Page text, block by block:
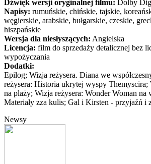
Dźwięk wersji oryginalnej filmu: Dolby
Napisy: rumuńskie, chińskie, tajskie,
węgierskie, arabskie, bułgarskie, czeskie,
hiszpańskie
Wersja dla niesłyszących: Angielska
Licencja: film do sprzedaży detalicznej bez
wypożyczania
Dodatki:
Epilog; Wizja reżysera. Diana we
reżysera: Historia ukrytej wyspy Themyscira;
na plaży; Wizja reżysera: Wonder Woman na
Materiały zza kulis; Gal i Kirsten - przyjaźń i
Newsy